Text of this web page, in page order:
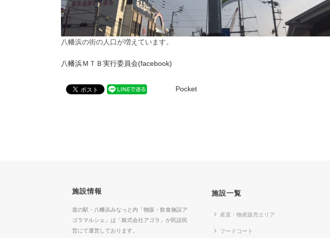
八幡浜の街の人口が増えています。
八幡浜ＭＴＢ実行委員会(facebook)
Pocket
施設情報
道の駅・八幡浜みなっと内「物販・飲食施設ア
ゴラマルシェ」は「株式会社アゴラ」が民設民
営にて運営しております。
施設一覧
産直・物産販売エリア
フードコート